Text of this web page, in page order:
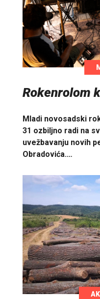
Rokenrolom
Mladi novosadski
31 ozbiljno radi na
uvežbavanju novih
Obradovića.…